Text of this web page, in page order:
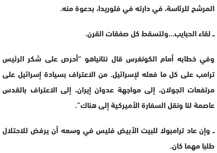
المرشح للرئاسة، في دارته في فلوريدا، بدعوة منه.
ــ لقاء الحبايب…ولتسقط كل صفقات القرن.
وفي خطابه أمام الكونغرس قال نتانياهو “أحرص على شكر الرئيس
ترامب على كل ما فعله لإسرائيل. من الاعتراف بسيادة إسرائيل على
مرتفعات الجولان، إلى مواجهة عدوان إيران، إلى الاعتراف بالقدس
عاصمة لنا ونقل السفارة الأميركية إلى هناك”.
ــ وإن عاد ترامبولا للبيت الأبيض فليس في وسعه أن يرفض للاحتلال
طلبا مهما كان.